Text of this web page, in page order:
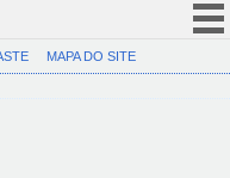
CORONAVÍRUS (COVID-19)
MAPA DO SITE